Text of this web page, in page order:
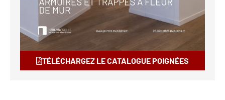
TÉLÉCHARGEZ LE CATALOGUE POIGNÉES